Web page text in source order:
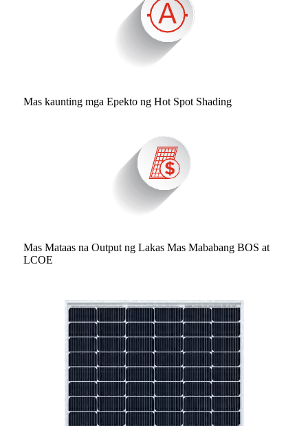
Mas kaunting mga Epekto ng Hot Spot Shading
Mas Mataas na Output ng Lakas Mas Mababang BOS at
LCOE